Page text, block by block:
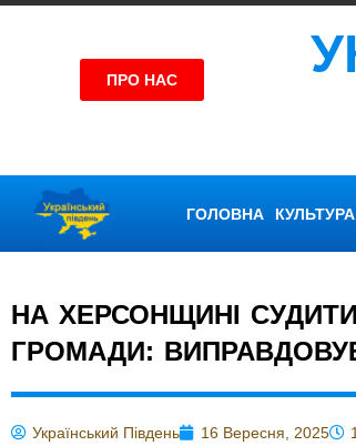
ПРО НАС
ГОЛОВНА КУЛЬТУРА
НА ХЕРСОНЩИНІ
ГРОМАДИ:
Український Південь 16 Вересня, 2025